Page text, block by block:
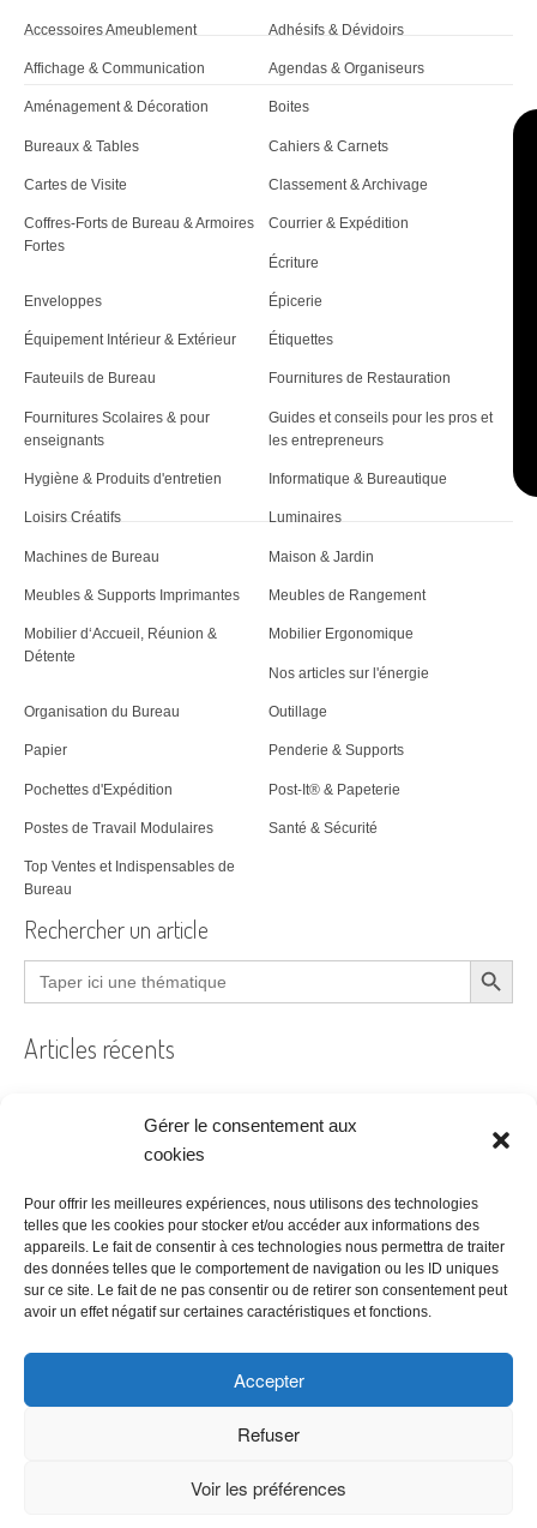
Gérer le consentement aux
cookies
Pour offrir les meilleures expériences, nous utilisons des technologies
telles que les cookies pour stocker et/ou accéder aux informations des
appareils. Le fait de consentir à ces technologies nous permettra de traiter
des données telles que le comportement de navigation ou les ID uniques
sur ce site. Le fait de ne pas consentir ou de retirer son consentement peut
avoir un effet négatif sur certaines caractéristiques et fonctions.
Accepter
Refuser
Voir les préférences
Accessoires Ameublement Adhésifs & Dévidoirs
Affichage & Communication Agendas & Organiseurs
Aménagement & Décoration Boites
Bureaux & Tables Cahiers & Carnets
Cartes de Visite Classement & Archivage
Coffres-Forts de Bureau & Armoires
Fortes
Courrier & Expédition
Écriture
Enveloppes Épicerie
Équipement Intérieur & Extérieur Étiquettes
Fauteuils de Bureau Fournitures de Restauration
Fournitures Scolaires & pour
enseignants
Guides et conseils pour les pros et
les entrepreneurs
Hygiène & Produits d'entretien Informatique & Bureautique
Loisirs Créatifs Luminaires
Machines de Bureau Maison & Jardin
Meubles & Supports Imprimantes Meubles de Rangement
Mobilier d‘Accueil, Réunion &
Détente
Mobilier Ergonomique
Nos articles sur l'énergie
Organisation du Bureau Outillage
Papier Penderie & Supports
Pochettes d'Expédition Post-It® & Papeterie
Postes de Travail Modulaires Santé & Sécurité
Top Ventes et Indispensables de
Bureau
Rechercher un article
Search
for:
Search Button
Articles récents
Filtre à air encrassé au bureau : le guide pratique
Acheter ses bureaux, faut-il encore y penser ?
Les étapes à suivre pour la création d’une entreprise
Bien choisir son logiciel de comptabilité
Copyright © 2026 Meilleur Tarif - Politique de confidentialité